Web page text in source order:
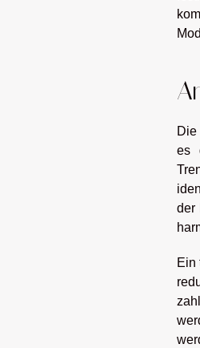
es
der
Ein